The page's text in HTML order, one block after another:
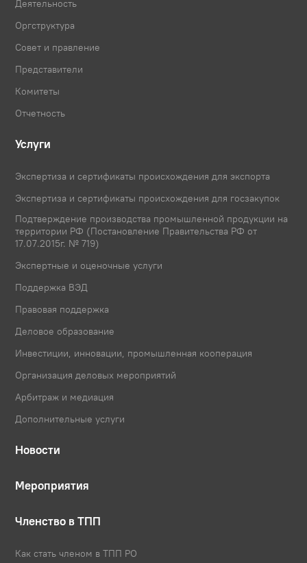
Деятельность
Оргструктура
Совет и правление
Представители
Комитеты
Отчетность
Услуги
Экспертиза и сертификаты происхождения для экспорта
Экспертиза и сертификаты происхождения для госзакупок
Подтверждение производства промышленной продукции на
территории РФ (Постановление Правительства РФ от
17.07.2015г. № 719)
Экспертные и оценочные услуги
Поддержка ВЭД
Правовая поддержка
Деловое образование
Инвестиции, инновации, промышленная кооперация
Организация деловых мероприятий
Арбитраж и медиация
Дополнительные услуги
Новости
Мероприятия
Членство в ТПП
Как стать членом в ТПП РО